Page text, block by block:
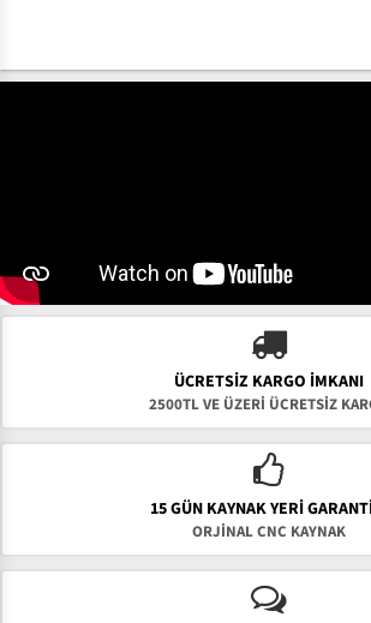
ÜCRETSIZ KARGO İMKANI
2500TL VE ÜZERİ ÜCRETSİZ
15 GÜN KAYNAK YERI
ORJİNAL CNC KAYNAK